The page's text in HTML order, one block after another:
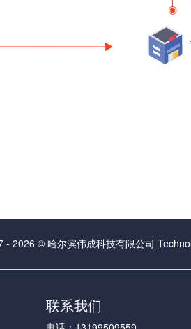
- 2026 © 哈尔滨伟成科技有限公司
联系我们